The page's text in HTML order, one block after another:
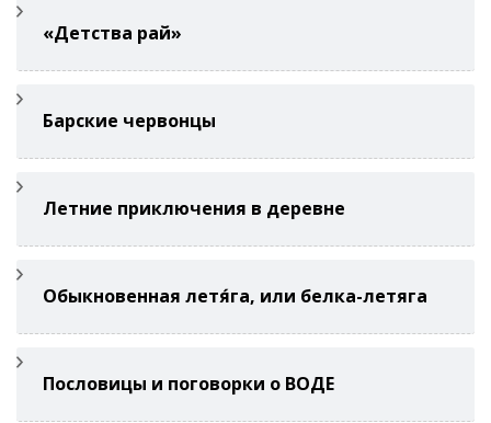
«Детства рай»
Барские червонцы
Летние приключения в деревне
Обыкновенная летя́га, или белка-летяга
Пословицы и поговорки о ВОДЕ